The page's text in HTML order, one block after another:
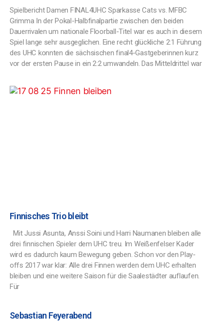
Spielbericht Damen FINAL4UHC Sparkasse Cats vs. MFBC
Grimma In der Pokal-Halbfinalpartie zwischen den beiden
Dauerrivalen um nationale Floorball-Titel war es auch in diesem
Spiel lange sehr ausgeglichen. Eine recht glückliche 2:1 Führung
des UHC konnten die sächsischen final4-Gastgeberinnen kurz
vor der ersten Pause in ein 2:2 umwandeln. Das Mitteldrittel war
Finnisches Trio bleibt
Mit Jussi Asunta, Anssi Soini und Harri Naumanen bleiben alle
drei finnischen Spieler dem UHC treu. Im Weißenfelser Kader
wird es dadurch kaum Bewegung geben. Schon vor den Play-
offs 2017 war klar: Alle drei Finnen werden dem UHC erhalten
bleiben und eine weitere Saison für die Saalestädter auflaufen.
Für
Sebastian Feyerabend